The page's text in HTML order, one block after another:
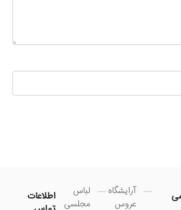
آرایشگاه
عروس
لباس
مجلسی
اطلاعات